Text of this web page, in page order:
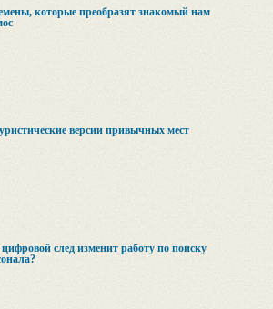
которые преобразят знакомый нам
версии привычных мест
след изменит работу по поиску